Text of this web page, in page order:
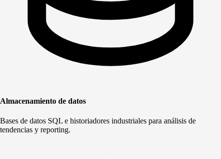
Almacenamiento de datos
Bases de datos SQL e historiadores industriales para análisis de
tendencias y reporting.